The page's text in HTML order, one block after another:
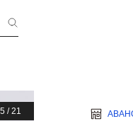
5 /21